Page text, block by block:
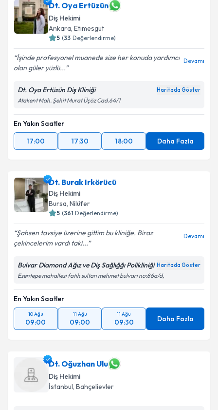
E-posta Adresiniz
Kişisel verilerimin işlenmesine ilişkinAydınlatma
Metni
'ni okudum ve kişisel verilerimin belirtilen
Takvim Talebini Gönder
Dt. Oya Ertüzün
Diş Hekimi
Ankara, Etimesgut
5 (33 Değerlendirme)
İşinde profesyonel muanede size her konuda yardımcı
olan güler yüzlü...
Devamı
Dt. Oya Ertüzün Diş Kliniği Haritada Göster
Atakent Mah. Şehit Murat Üçöz Cad.64/1
En Yakın Saatler
17:00
17:30 18:00 Daha Fazla
Dt. Burak Irkörücü
Diş Hekimi
Bursa, Nilüfer
5 (361 Değerlendirme)
Şahsen tavsiye üzerine gittim bu kliniğe. Biraz
çekincelerim vardı taki...
Devamı
Bulvar Diamond Ağız ve Diş Sağlığğı Polikliniği Haritada Göster
Esentepe mahallesi fatih sultan mehmet bulvari no:86a/d,
En Yakın Saatler
10 Ağu
09:00
11 Ağu
09:00
11 Ağu
09:30 Daha Fazla
Dt. Oğuzhan Ulu
Diş Hekimi
İstanbul, Bahçelievler